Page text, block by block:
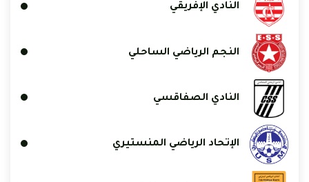
النادي الإفريقي
النجم الرياضي الساحلي
النادي الصفاقسي
الإتحاد الرياضي المنستيري